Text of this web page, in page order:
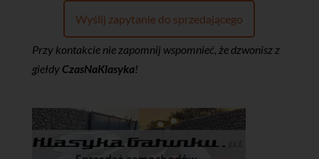
Wyślij zapytanie do sprzedającego
Przy kontakcie nie zapomnij wspomnieć, że dzwonisz z
giełdy CzasNaKlasyka!